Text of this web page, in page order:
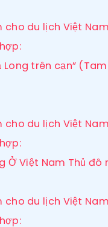
du lịch Việt
Long trên cạn”
du lịch Việt
Ở Việt Nam Thủ
du lịch Việt